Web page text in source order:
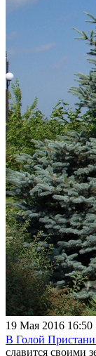
19 Мая 2016 16:50
В Голой
славится своими